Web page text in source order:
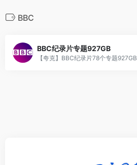
BBC
BBC纪录片专题927GB
【夸克】BBC纪录片78个专题927GB